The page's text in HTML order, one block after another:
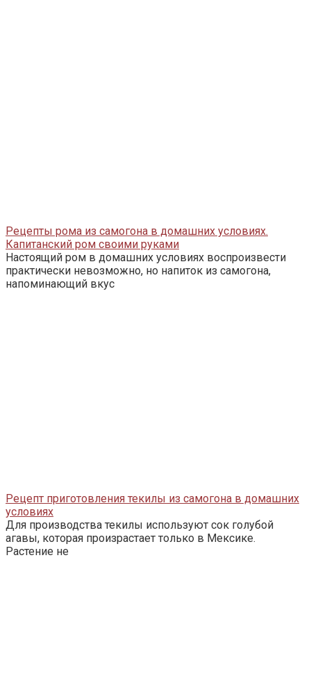
Рецепты рома из самогона в домашних условиях.
Капитанский ром своими руками
Настоящий ром в домашних условиях воспроизвести
практически невозможно, но напиток из самогона,
напоминающий вкус
Рецепт приготовления текилы из самогона в домашних
условиях
Для производства текилы используют сок голубой
агавы, которая произрастает только в Мексике.
Растение не